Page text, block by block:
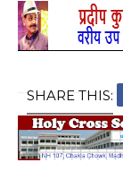
SHARE THIS: